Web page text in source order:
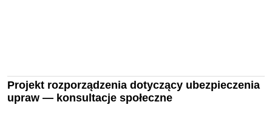
Projekt rozporządzenia dotyczący ubezpieczenia
upraw — konsultacje społeczne